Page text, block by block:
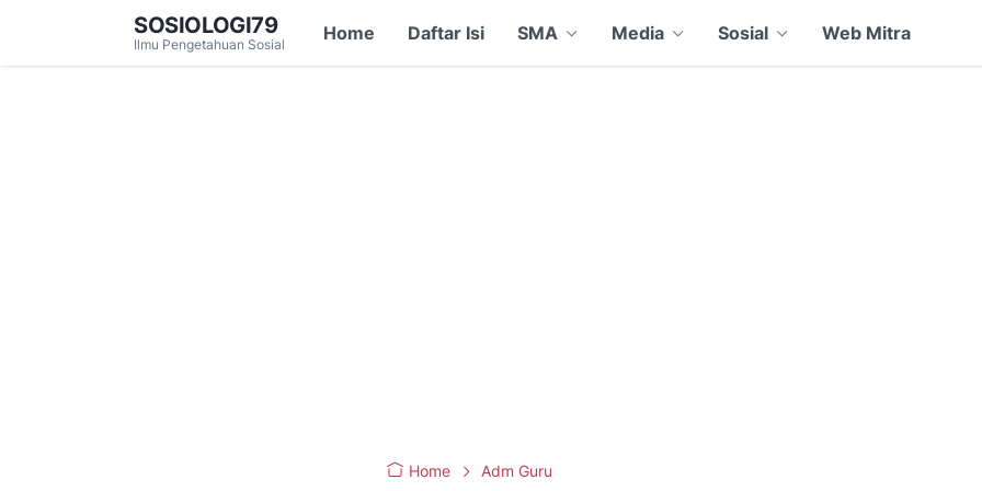
SOSIOLOGI79
Ilmu Pengetahuan Sosial
Home Daftar Isi SMA Media Sosial Web Mitra
Home Adm Guru